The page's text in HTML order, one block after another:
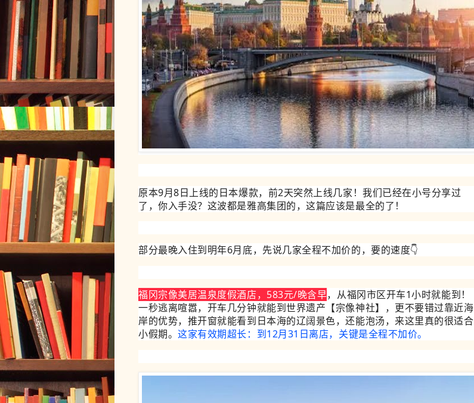
原本9月8日上线的日本爆款，前2天突然上线几家！我们已经在小号分享过
了，你入手没？这波都是雅高集团的，这篇应该是最全的了！
部分最晚入住到明年6月底， 先说几家全程不加价的，要的速度👇
福冈宗像美居温泉度假酒店，583元/晚含早，从福冈市区开车1小时就能到！
一秒逃离喧嚣，开车几分钟就能到世界遗产【宗像神社】，更不要错过靠近海
岸的优势，推开窗就能看到日本海的辽阔景色，还能泡汤，来这里真的很适合
小假期。这家有效期超长：到12月31日离店，关键是全程不加价。